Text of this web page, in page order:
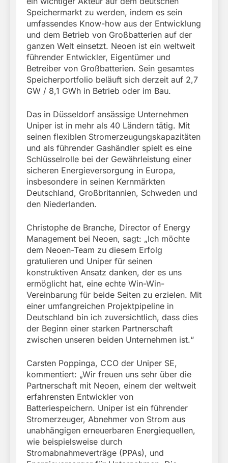
Speichermarkt zu werden, indem es sein
umfassendes Know-how aus der Entwicklung
und dem Betrieb von Großbatterien auf der
ganzen Welt einsetzt. Neoen ist ein weltweit
führender Entwickler, Eigentümer und
Betreiber von Großbatterien. Sein gesamtes
Speicherportfolio beläuft sich derzeit auf 2,7
GW / 8,1 GWh in Betrieb oder im Bau.
Das in Düsseldorf ansässige Unternehmen
Uniper ist in mehr als 40 Ländern tätig. Mit
seinen flexiblen Stromerzeugungskapazitäten
und als führender Gashändler spielt es eine
Schlüsselrolle bei der Gewährleistung einer
sicheren Energieversorgung in Europa,
insbesondere in seinen Kernmärkten
Deutschland, Großbritannien, Schweden und
den Niederlanden.
Christophe de Branche, Director of Energy
Management bei Neoen, sagt: „Ich möchte
dem Neoen-Team zu diesem Erfolg
gratulieren und Uniper für seinen
konstruktiven Ansatz danken, der es uns
ermöglicht hat, eine echte Win-Win-
Vereinbarung für beide Seiten zu erzielen. Mit
einer umfangreichen Projektpipeline in
Deutschland bin ich zuversichtlich, dass dies
der Beginn einer starken Partnerschaft
zwischen unseren beiden Unternehmen ist.“
Carsten Poppinga, CCO der Uniper SE,
kommentiert: „Wir freuen uns sehr über die
Partnerschaft mit Neoen, einem der weltweit
erfahrensten Entwickler von
Batteriespeichern. Uniper ist ein führender
Stromerzeuger, Abnehmer von Strom aus
unabhängigen erneuerbaren Energiequellen,
wie beispielsweise durch
Stromabnahmeverträge (PPAs), und